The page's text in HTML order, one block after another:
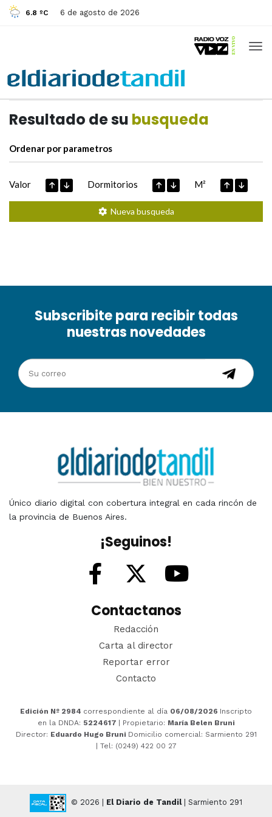
6.8 ºC 6 de agosto de 2026
Resultado de su busqueda
Ordenar por parametros
Valor Dormitorios M²
Nueva busqueda
Subscribite para recibir todas
nuestras novedades
Único diario digital con cobertura integral en cada rincón de
la provincia de Buenos Aires.
¡Seguinos!
Contactanos
Redacción
Carta al director
Reportar error
Contacto
Edición Nº 2984 correspondiente al día 06/08/2026 Inscripto
en la DNDA: 5224617 | Propietario: María Belen Bruni
Director: Eduardo Hugo Bruni Domicilio comercial: Sarmiento 291
| Tel: (0249) 422 00 27
© 2026 | El Diario de Tandil| Sarmiento 291